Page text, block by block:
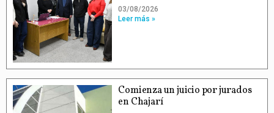
03/08/2026
Leer más »
Comienza un juicio por jurados
en Chajarí